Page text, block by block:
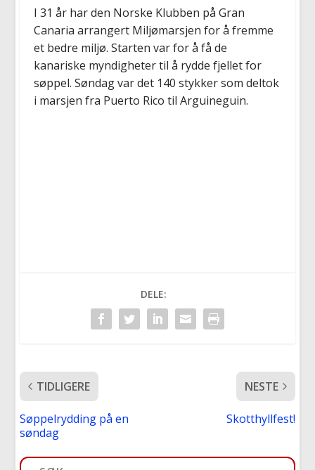
I 31 år har den Norske Klubben på Gran
Canaria arrangert Miljømarsjen for å fremme
et bedre miljø. Starten var for å få de
kanariske myndigheter til å rydde fjellet for
søppel. Søndag var det 140 stykker som deltok
i marsjen fra Puerto Rico til Arguineguin.
DELE:
TIDLIGERE
Søppelrydding på en
søndag
NESTE
Skotthyllfest!